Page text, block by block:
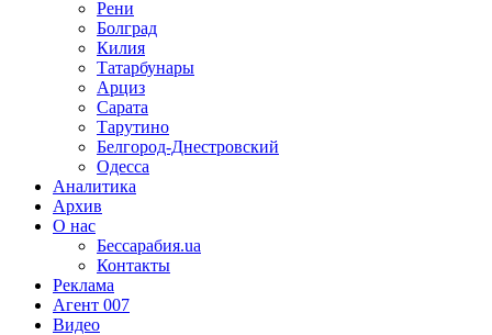
Рени
Болград
Килия
Татарбунары
Арциз
Сарата
Тарутино
Белгород-Днестровский
Одесса
Аналитика
Архив
О нас
Бессарабия.ua
Контакты
Реклама
Агент 007
Видео